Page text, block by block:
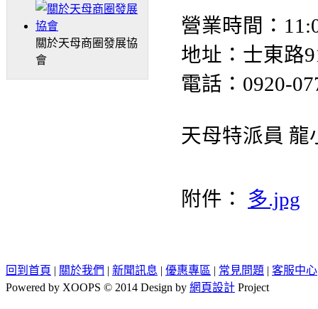
關於天母商圈發展協
會
營業時間：
地址：士東路
電話：0920-
天母特派員 龍
附件： 多.jpg
回到首頁 | 關於我們 | 新聞訊息 | 優惠專區 | 常見問題 | 客服中心
Powered by XOOPS © 2014 Design by 網頁設計 Project